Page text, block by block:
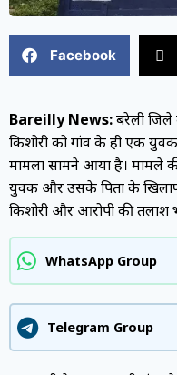
Facebook
Bareilly News:बरेली जिले
किशोरी को गांव के ही एक
मामला सामने आया है। मामले
युवक और उसके पिता के
किशोरी और आरोपी की तलाश
WhatsApp Group
Telegram Group